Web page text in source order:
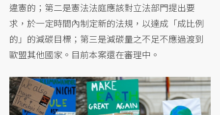
違憲的；第二是憲法法庭應該對立法部門提出要
求，於一定時間內制定新的法規，以達成「成比例
的」的減碳目標；第三是減碳量之不足不應過渡到
歐盟其他國家。目前本案還在審理中。